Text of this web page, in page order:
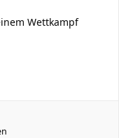
Wettkampf